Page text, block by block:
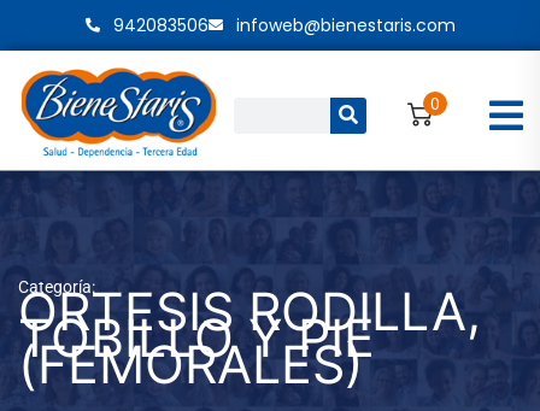
contenido
942083506 infoweb@bienestaris.com
0
Categoría:
ORTESIS RODILLA,
TOBILLO Y PIE
(FEMORALES)